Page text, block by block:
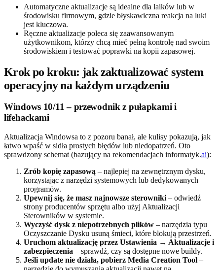
Automatyczne aktualizacje są idealne dla laików lub w
środowisku firmowym, gdzie błyskawiczna reakcja na luki
jest kluczowa.
Ręczne aktualizacje poleca się zaawansowanym
użytkownikom, którzy chcą mieć pełną kontrolę nad swoim
środowiskiem i testować poprawki na kopii zapasowej.
Krok po kroku: jak zaktualizować system
operacyjny na każdym urządzeniu
Windows 10/11 – przewodnik z pułapkami i
lifehackami
Aktualizacja Windowsa to z pozoru banał, ale kulisy pokazują, jak
łatwo wpaść w sidła prostych błędów lub niedopatrzeń. Oto
sprawdzony schemat (bazujący na rekomendacjach informatyk.ai):
Zrób kopię zapasową – najlepiej na zewnętrznym dysku,
korzystając z narzędzi systemowych lub dedykowanych
programów.
Upewnij się, że masz najnowsze sterowniki – odwiedź
strony producentów sprzętu albo użyj Aktualizacji
Sterowników w systemie.
Wyczyść dysk z niepotrzebnych plików – narzędzia typu
Oczyszczanie Dysku usuną śmieci, które blokują przestrzeń.
Uruchom aktualizację przez Ustawienia → Aktualizacje i
zabezpieczenia – sprawdź, czy są dostępne nowe buildy.
Jeśli update nie działa, pobierz Media Creation Tool –